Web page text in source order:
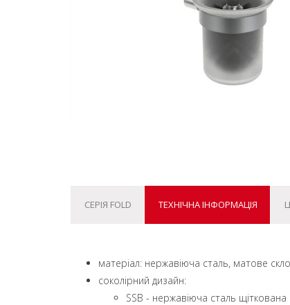
СЕРІЯ FOLD ТЕХНІЧНА ІНФОРМАЦІЯ
матеріал: нержавіюча сталь, матове скло
coколірний дизайн:
SSB - нержавіюча сталь щіткована